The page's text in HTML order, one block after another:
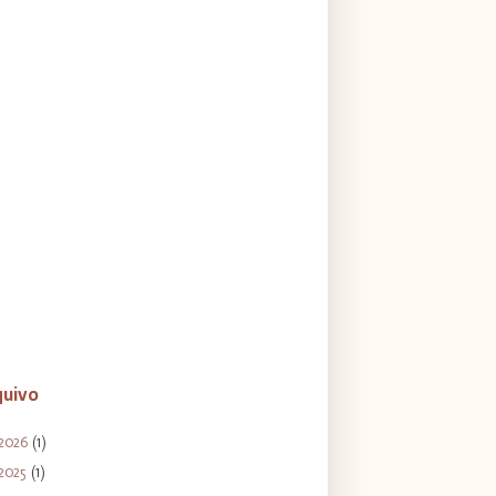
(1)
(1)